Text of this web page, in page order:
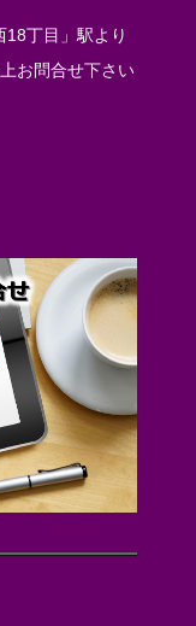
丁目」駅より
お問合せ下さい